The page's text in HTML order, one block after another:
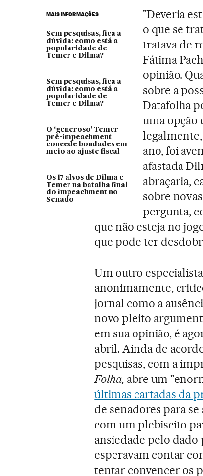
MAIS INFORMAÇÕES
Sem pesquisas, fica a
dúvida: como está a
popularidade de
Temer e Dilma?
Sem pesquisas, fica a
dúvida: como está a
popularidade de
Temer e Dilma?
O ‘generoso’ Temer
pré-impeachment
concede bondades em
meio ao ajuste fiscal
Os 17 alvos de Dilma e
Temer na batalha final
do impeachment no
Senado
"Deveria
o que se
tratava de
Fátima
opinião.
sobre a
Datafolha
uma opção
ano, foi
afastada
abraçaria,
sobre
pergunta,
que não esteja no
que pode ter
Um outro
anonimamente,
jornal como a
novo pleito
em sua opinião, é
abril. Ainda de
pesquisas, com a
Folha, abre um
últimas cartadas da
de senadores para
com um plebiscito
ansiedade pelo
esperavam contar
tentar convencer os